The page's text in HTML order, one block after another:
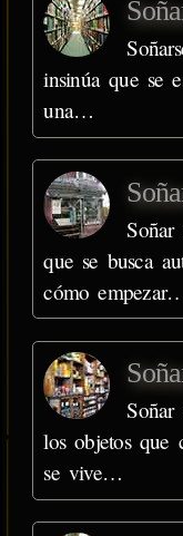
insinúa que se
una…
que se busca
cómo
los objetos que
se vive…